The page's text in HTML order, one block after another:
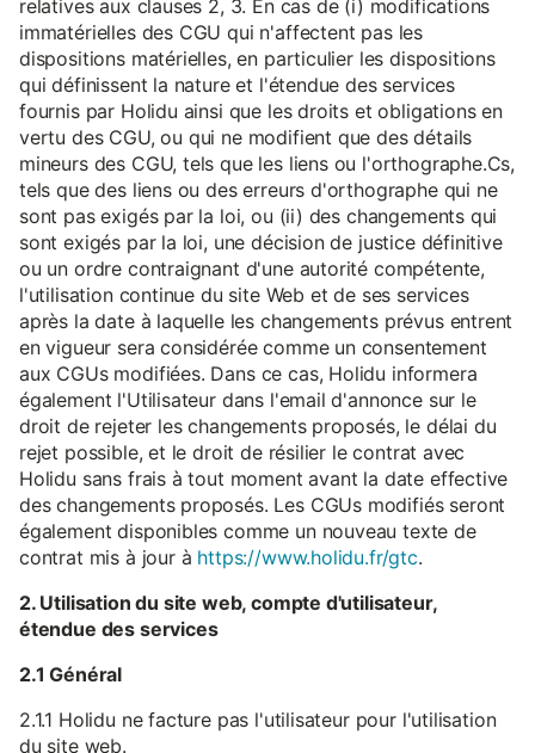
relatives aux clauses 2, 3. En cas de (i) modifications
immatérielles des CGU qui n'affectent pas les
dispositions matérielles, en particulier les dispositions
qui définissent la nature et l'étendue des services
fournis par Holidu ainsi que les droits et obligations en
vertu des CGU, ou qui ne modifient que des détails
mineurs des CGU, tels que les liens ou l'orthographe.Cs,
tels que des liens ou des erreurs d'orthographe qui ne
sont pas exigés par la loi, ou (ii) des changements qui
sont exigés par la loi, une décision de justice définitive
ou un ordre contraignant d'une autorité compétente,
l'utilisation continue du site Web et de ses services
après la date à laquelle les changements prévus entrent
en vigueur sera considérée comme un consentement
aux CGUs modifiées. Dans ce cas, Holidu informera
également l'Utilisateur dans l'email d'annonce sur le
droit de rejeter les changements proposés, le délai du
rejet possible, et le droit de résilier le contrat avec
Holidu sans frais à tout moment avant la date effective
des changements proposés. Les CGUs modifiés seront
également disponibles comme un nouveau texte de
contrat mis à jour à https://www.holidu.fr/gtc.
2. Utilisation du site web, compte d'utilisateur,
étendue des services
2.1 Général
2.1.1 Holidu ne facture pas l'utilisateur pour l'utilisation
du site web.